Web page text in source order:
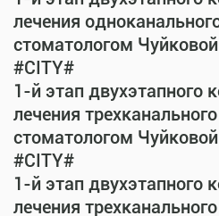
лечения
стоматологом
#CITY#
1-й этап двухэтапного
лечения
стоматологом
#CITY#
1-й этап двухэтапного
лечения